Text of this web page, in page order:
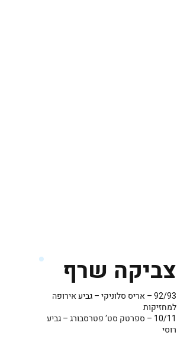
צביקה שרף
92/93 – אריס סלוניקי – גביע אירופה
למחזיקות
10/11 – ספרטק סט’ פטרסבורג – גביע
רוסי